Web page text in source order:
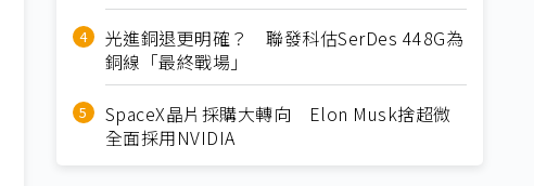
光進銅退更明確？ 聯發科估SerDes 448G為
銅線「最終戰場」
SpaceX晶片採購大轉向 Elon Musk捨超微
全面採用NVIDIA